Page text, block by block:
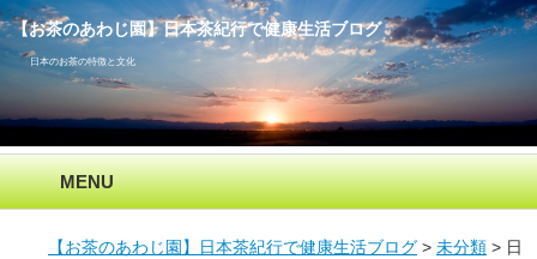
【お茶のあわじ園】日本茶紀行で健康生活ブログ
日本のお茶の特徴と文化
MENU
【お茶のあわじ園】日本茶紀行で健康生活ブログ 未分類
日